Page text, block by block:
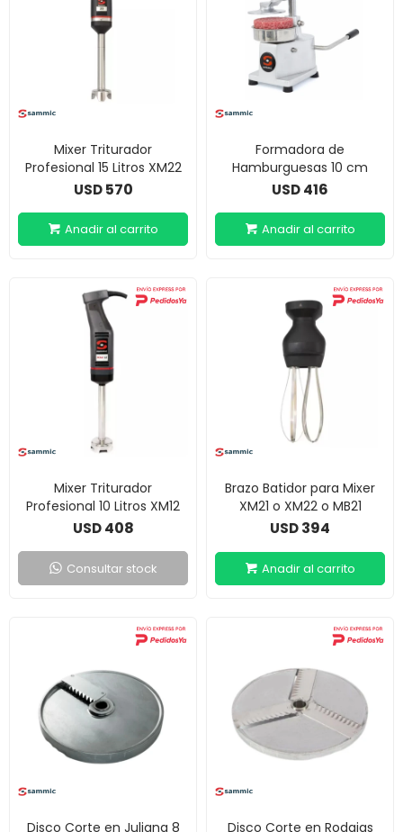
Mixer Triturador
Profesional 15 Litros XM22
USD 570
Formadora de
Hamburguesas 10 cm
USD416
Mixer Triturador
Profesional 10 Litros XM12
USD 408
Consultar stock
Brazo Batidor para Mixer
XM21 o XM22 o MB21
USD394
Disco Corte en Juliana 8 Disco Corte en Rodajas